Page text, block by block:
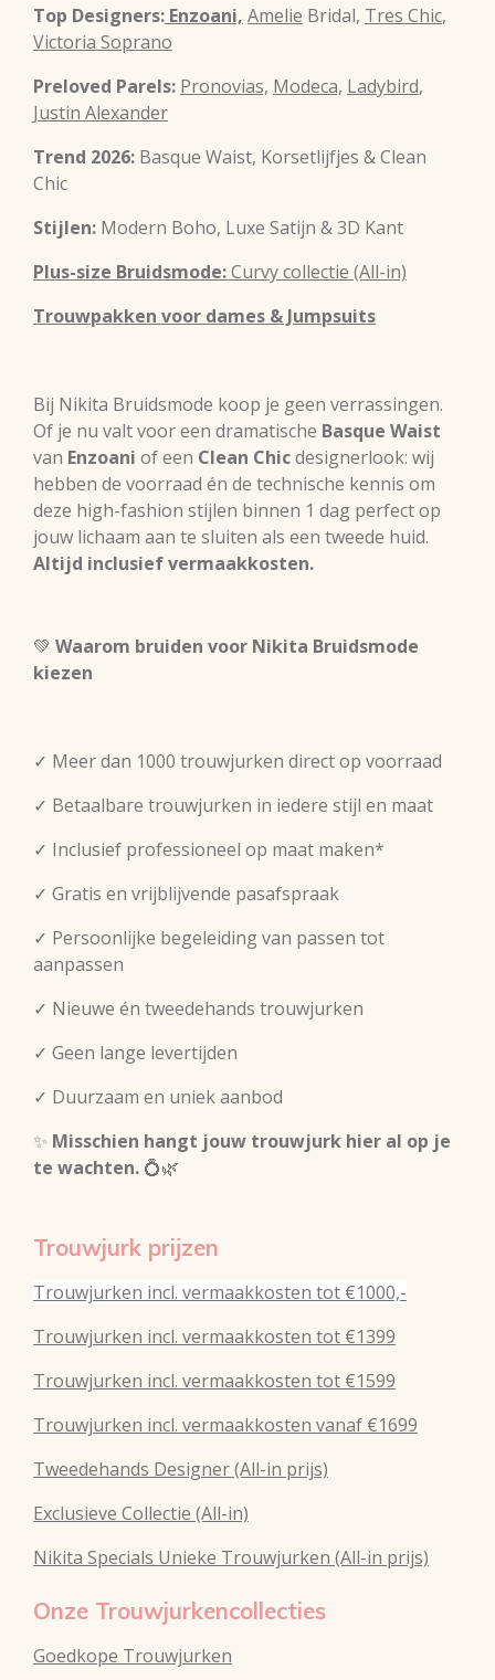
Top Designers: Enzoani, Amelie Bridal, Tres Chic,
Victoria Soprano
Preloved Parels: Pronovias, Modeca, Ladybird,
Justin Alexander
Trend 2026: Basque Waist, Korsetlijfjes & Clean
Chic
Stijlen: Modern Boho, Luxe Satijn & 3D Kant
Plus-size Bruidsmode:Curvy collectie (All-in)
Trouwpakken voor dames & Jumpsuits
Bij Nikita Bruidsmode koop je geen verrassingen.
Of je nu valt voor een dramatische Basque Waist
van Enzoani of een Clean Chicdesignerlook: wij
hebben de voorraad én de technische kennis om
deze high-fashion stijlen binnen 1 dag perfect op
jouw lichaam aan te sluiten als een tweede huid.
Altijd inclusief vermaakkosten.
💚 Waarom bruiden voor Nikita Bruidsmode
kiezen
✓ Meer dan 1000 trouwjurken direct op voorraad
✓ Betaalbare trouwjurken in iedere stijl en maat
✓ Inclusief professioneel op maat maken*
✓ Gratis en vrijblijvende pasafspraak
✓ Persoonlijke begeleiding van passen tot
aanpassen
✓ Nieuwe én tweedehands trouwjurken
✓ Geen lange levertijden
✓ Duurzaam en uniek aanbod
✨ Misschien hangt jouw trouwjurk hier al op je
te wachten. 💍🌿
Trouwjurk prijzen
Trouwjurken incl. vermaakkosten tot €1000,-
Trouwjurken incl. vermaakkosten tot €1399
Trouwjurken incl. vermaakkosten tot €1599
Trouwjurken incl. vermaakkosten vanaf €1699
Tweedehands Designer (All-in prijs)
Exclusieve Collectie (All-in)
Nikita Specials Unieke Trouwjurken (All-in prijs)
Onze Trouwjurkencollecties
Goedkope Trouwjurken